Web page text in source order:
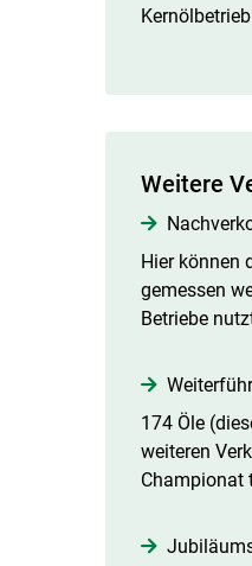
Weitere
Hier können
gemessen
Betriebe
174 Öle
weiteren
Championat